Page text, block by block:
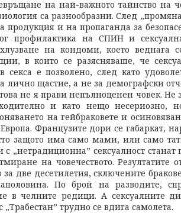
на най-важното тайнство на
са разнообразни. След
продукция и на пропаганда за
профилактика на СПИН и
на кондоми, което веднага
в които се разясняваше, че
е позволено, след като
лично щастие, а не за демографски
не я прави непълноценен човек. Не
и като нещо несериозно,
на гейбраковете и
Французите дори се габаркат,
защото има само мами, или само
с „нетрадиционна” сексуалност
на човечеството. Резултатите
за две десетилетия, сключените
По брой на разводите,
в челните редици. А сексуалните
„Трабестан” трудно се вдига самолета.